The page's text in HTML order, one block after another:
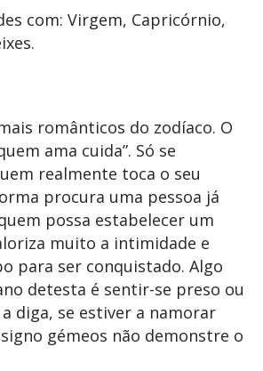
com: Virgem, Capricórnio,
românticos do zodíaco. O
ama cuida”. Só se
realmente toca o seu
procura uma pessoa já
possa estabelecer um
muito a intimidade e
para ser conquistado. Algo
detesta é sentir-se preso ou
diga, se estiver a namorar
gémeos não demonstre o